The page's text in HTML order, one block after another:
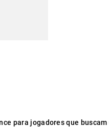
para jogadores que buscam